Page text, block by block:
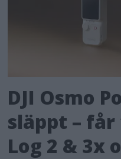
DJI Osmo
släppt – får
Log 2 & 3x